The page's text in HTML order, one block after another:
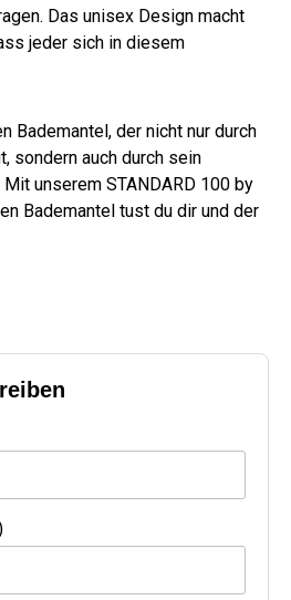
Das unisex Design macht
jeder sich in diesem
Bademantel, der nicht nur durch
sondern auch durch sein
unserem STANDARD 100 by
Bademantel tust du dir und der